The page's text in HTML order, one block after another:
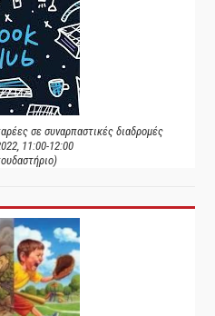
σε συναρπαστικές διαδρομές
11:00-12:00